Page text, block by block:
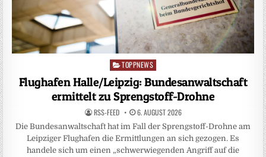
Posted
in
TOPPNEWS
Flughafen Halle/Leipzig: Bundesanwaltschaft
ermittelt zu Sprengstoff-Drohne
RSS-FEED 6. AUGUST 2026
Die Bundesanwaltschaft hat im Fall der Sprengstoff-Drohne am
Leipziger Flughafen die Ermittlungen an sich gezogen. Es
handele sich um einen „schwerwiegenden Angriff auf die